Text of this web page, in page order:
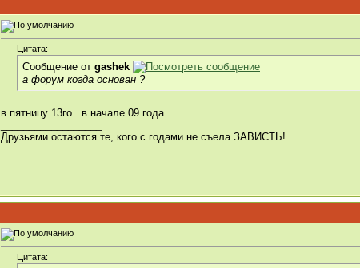
Цитата:
Сообщение от gashek
а форум когда основан ?
в пятницу 13го...в начале 09 года...
Друзьями остаются те, кого с годами не съела ЗАВИСТЬ!
Цитата: